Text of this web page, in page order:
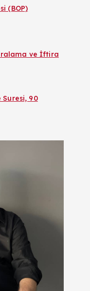
(BOP)
ve İftira
Suresi, 90